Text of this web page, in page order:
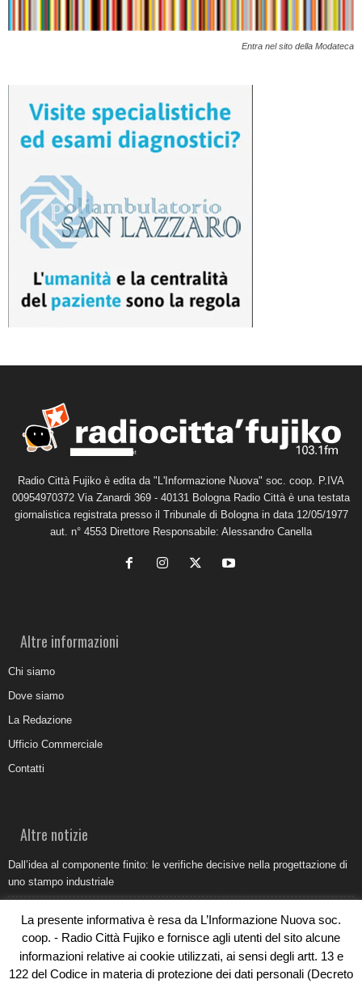
Entra nel sito della Modateca
Radio Città Fujiko è edita da "L'Informazione Nuova" soc. coop. P.IVA
00954970372 Via Zanardi 369 - 40131 Bologna Radio Città è una testata
giornalistica registrata presso il Tribunale di Bologna in data 12/05/1977
aut. n° 4553 Direttore Responsabile: Alessandro Canella
Altre informazioni
Chi siamo
Dove siamo
La Redazione
Ufficio Commerciale
Contatti
Altre notizie
Dall’idea al componente finito: le verifiche decisive nella progettazione di
uno stampo industriale
Come organizzare e allestire una camera ardente per l’ultimo saluto
Umidità di risalita in casa, come riconoscere i segnali veri
La presente informativa è resa da L’Informazione Nuova soc.
coop. - Radio Città Fujiko e fornisce agli utenti del sito alcune
informazioni relative ai cookie utilizzati, ai sensi degli artt. 13 e
122 del Codice in materia di protezione dei dati personali (Decreto